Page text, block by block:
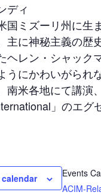
ディ
国ミズーリ州に生
主に神秘主義の歴
ヘレン・シャック
うにかわいがられ
南米各地にて講演
」のエグ
Events
ACIM-